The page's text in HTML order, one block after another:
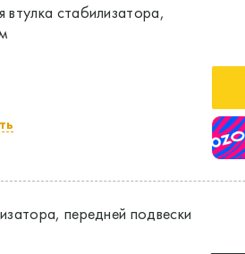
втулка стабилизатора,
передней подвески